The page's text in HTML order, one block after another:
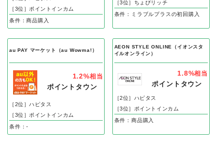
［3位］ポイントインカム
条件：商品購入
［3位］ちょびリッチ
条件：ミラブルプラスの初回購入
au PAY マーケット（au Wowma!）
1.2%相当
ポイントタウン
［2位］ハピタス
［3位］ポイントインカム
条件：-
AEON STYLE ONLINE（イオンスタ
イルオンライン）
1.8%相当
ポイントタウン
［2位］ハピタス
［3位］ポイントインカム
条件：商品購入